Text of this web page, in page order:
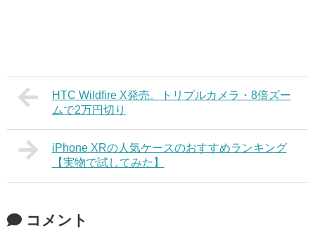
HTC Wildfire X発売。トリプルカメラ・8倍ズー
ムで2万円切り
iPhone XRの人気ケースのおすすめランキング
【実物で試してみた】
コメント